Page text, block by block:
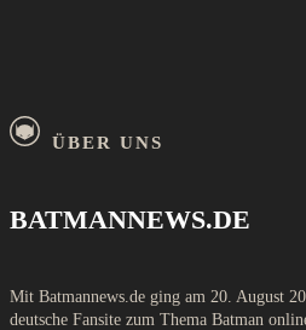
ÜBER UNS
BATMANNEWS.DE
Mit Batmannews.de ging am 20. August
deutsche Fansite zum Thema Batman